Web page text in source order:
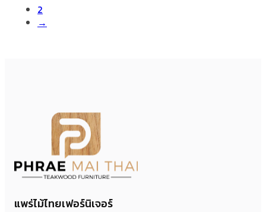
2
→
แพร่ไม้ไทยเฟอร์นิเจอร์